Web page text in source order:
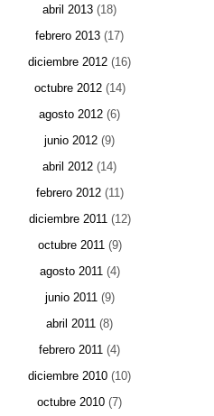
abril 2013 (18)
febrero 2013 (17)
diciembre 2012 (16)
octubre 2012(14)
agosto 2012 (6)
junio 2012 (9)
abril 2012 (14)
febrero 2012(11)
diciembre 2011(12)
octubre 2011(9)
agosto 2011(4)
junio 2011(9)
abril 2011 (8)
febrero 2011 (4)
diciembre 2010 (10)
octubre 2010 (7)